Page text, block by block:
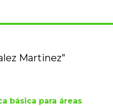
Martinez"
básica para áreas